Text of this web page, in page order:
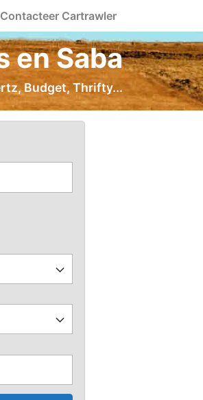
Contacteer Cartrawler
en Saba
Budget, Thrifty...